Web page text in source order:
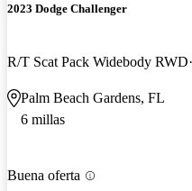
2023 Dodge Challenger
R/T Scat Pack Widebody RWD
Palm Beach Gardens, FL
6 millas
Buena oferta